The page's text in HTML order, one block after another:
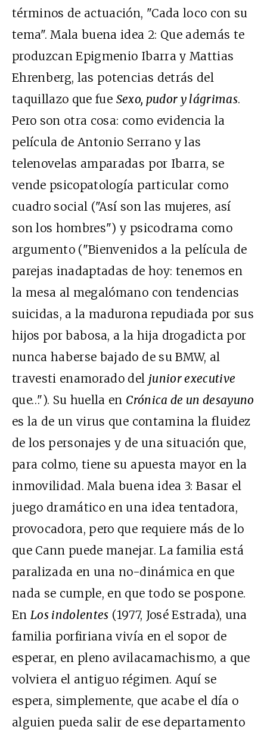
términos de actuación, "Cada loco con su
tema". Mala buena idea 2: Que además te
produzcan Epigmenio Ibarra y Mattias
Ehrenberg, las potencias detrás del
taquillazo que fue Sexo, pudor y lágrimas.
Pero son otra cosa: como evidencia la
película de Antonio Serrano y las
telenovelas amparadas por Ibarra, se
vende psicopatología particular como
cuadro social ("Así son las mujeres, así
son los hombres") y psicodrama como
argumento ("Bienvenidos a la película de
parejas inadaptadas de hoy: tenemos en
la mesa al megalómano con tendencias
suicidas, a la madurona repudiada por sus
hijos por babosa, a la hija drogadicta por
nunca haberse bajado de su BMW, al
travesti enamorado del junior executive
que…"). Su huella en Crónica de un desayuno
es la de un virus que contamina la fluidez
de los personajes y de una situación que,
para colmo, tiene su apuesta mayor en la
inmovilidad. Mala buena idea 3: Basar el
juego dramático en una idea tentadora,
provocadora, pero que requiere más de lo
que Cann puede manejar. La familia está
paralizada en una no-dinámica en que
nada se cumple, en que todo se pospone.
EnLos indolentes (1977, José Estrada), una
familia porfiriana vivía en el sopor de
esperar, en pleno avilacamachismo, a que
volviera el antiguo régimen. Aquí se
espera, simplemente, que acabe el día o
alguien pueda salir de ese departamento